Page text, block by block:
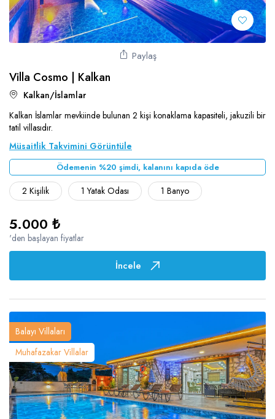
Paylaş
Villa Cosmo | Kalkan
Kalkan/İslamlar
Kalkan İslamlar mevkiinde bulunan 2 kişi konaklama kapasiteli, jakuzili bir
tatil villasıdır.
Müsaitlik Takvimini Görüntüle
Ödemenin %20 şimdi, kalanını kapıda öde
2 Kişilik 1 Yatak Odası 1 Banyo
5.000 ₺
'den başlayan fiyatlar
İncele
Balayı Villaları
Muhafazakar Villalar